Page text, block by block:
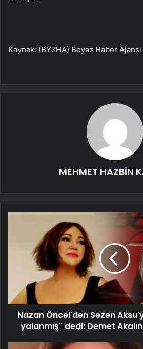
Kaynak: (BYZHA) Beyaz Haber Ajansı
MEHMET HAZBİN
Nazan Öncel'den Sezen
yalanmış" dedi: Demet